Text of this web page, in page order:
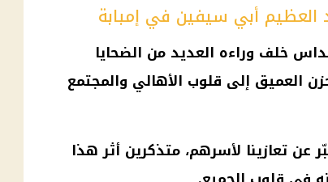
أبي سيفين في إمبابة
خلف وراءه العديد من الضحايا
العميق إلى قلوب الأهالي والمجتمع
عن تعازينا لأسرهم، متذكرين أثر هذا